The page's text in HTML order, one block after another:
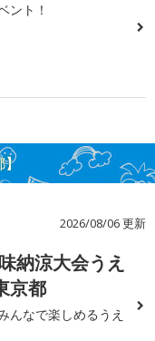
ント！
】
2026/08/06 更新
納涼大会うえ
京都
んなで楽しめるうえ